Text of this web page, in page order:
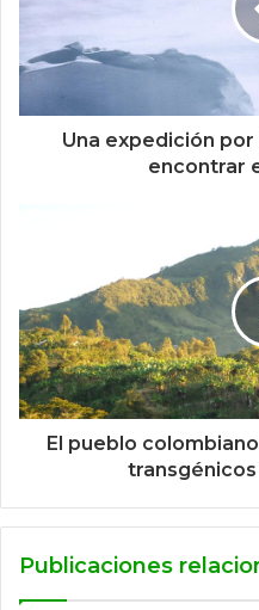
Una expedición
encontrar
El pueblo
Publicaciones